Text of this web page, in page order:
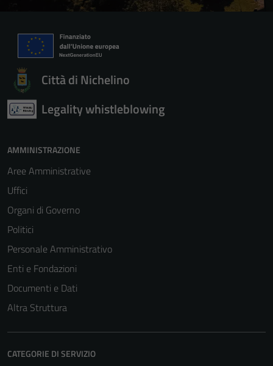
Città di Nichelino
Legality whistleblowing
AMMINISTRAZIONE
Aree Amministrative
Uffici
Organi di Governo
Politici
Personale Amministrativo
Enti e Fondazioni
Documenti e Dati
Altra Struttura
CATEGORIE DI SERVIZIO